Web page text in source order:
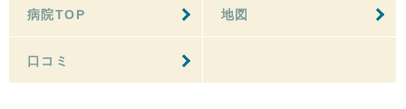
病院TOP 地図
口コミ